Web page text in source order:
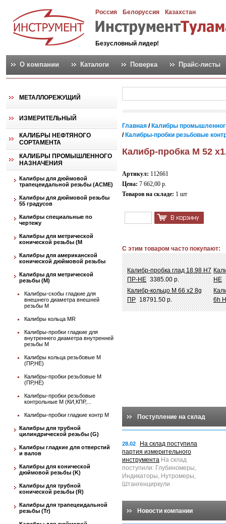
Россия Белоруссия Казахстан
Безусловный лидер!
О компании Каталоги Поверка Прайс-листы
МЕТАЛЛОРЕЖУЩИЙ
ИЗМЕРИТЕЛЬНЫЙ
КАЛИБРЫ НЕФТЯНОГО
СОРТАМЕНТА
КАЛИБРЫ ПРОМЫШЛЕННОГО
НАЗНАЧЕНИЯ
Калибры для дюймовой
трапецеидальной резьбы (АСМЕ)
Калибры для дюймовой резьбы
55 градусов
Калибры специальные по
чертежу
Калибры для метрической
конической резьбы (М
Калибры для американской
конической дюймовой резьбы
Калибры для метрической
резьбы (М)
Калибры-скобы гладкие для
внешнего диаметра внешней
резьбы М
Калибры кольца MR
Калибры-пробки гладкие для
внутреннего диаметра внутренней
резьбы М
Калибры кольца резьбовые М
(ПР,НЕ)
Калибры-пробки резьбовые М
(ПР,НЕ)
Калибры-пробки резьбовые
контрольные М (КИ,КПР,...
Калибры-пробки гладкие контр М
Калибры для трубной
цилиндрической резьбы (G)
Калибры гладкие для отверстий
и валов
Калибры для конической
дюймовой резьбы (K)
Калибры для трубной
конической резьбы (R)
Калибры для трапецеидальной
резьбы (Tr)
Главная / Калибры
/ Калибры-пробки резьбовые
Калибр-пробка М 52
Артикул: 112661
Цена: 7 662,00 р.
Товаров на складе: 1 шт
С этим товаром часто покупают:
Калибр-пробка глад 18.98 Н7
ПР-НЕ 3385.00 р.
НЕ
Калибр-кольцо М 66 х2 8g
ПР 18791.50 р.
6h
Поступление на склад
28.02
На склад поступила
партия измерительного
инструмента На склад
поступили: Глубиномеры,
Индикаторы, Нутромеры,
Штангенциркули
Новости компании